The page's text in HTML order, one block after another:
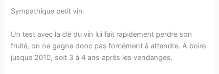
Sympathique petit vin.
Un test avec la clé du vin lui fait rapidement perdre son
fruité, on ne gagne donc pas forcément à attendre. A boire
jusque 2010, soit 3 à 4 ans après les vendanges.